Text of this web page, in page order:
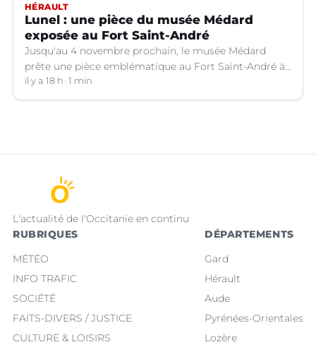
HÉRAULT
Lunel : une pièce du musée Médard
exposée au Fort Saint-André
Jusqu'au 4 novembre prochain, le musée Médard
prête une pièce emblématique au Fort Saint-André à
Villeneuve-lez-Avignon (Gard).
il y a 18 h 1 min
L'actualité de l'Occitanie en continu
RUBRIQUES
MÉTÉO
INFO TRAFIC
SOCIÉTÉ
FAITS-DIVERS / JUSTICE
CULTURE & LOISIRS
DÉPARTEMENTS
Gard
Hérault
Aude
Pyrénées-Orientales
Lozère